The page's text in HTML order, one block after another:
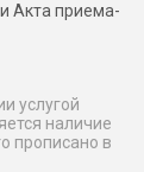
Акта приема-
услугой
наличие
прописано в